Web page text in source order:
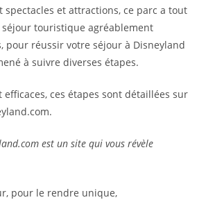
et attractions, ce parc a tout
touristique agréablement
pour réussir votre séjour à Disneyland
à suivre diverses étapes.
ces étapes sont détaillées sur
est un site qui vous révèle
pour le rendre unique,